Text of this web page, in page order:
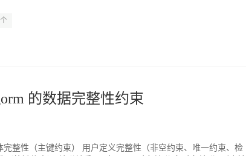
的数据完整性约束
完整性（主键约束） 用户定义完整性（非空约束、唯一约束、检